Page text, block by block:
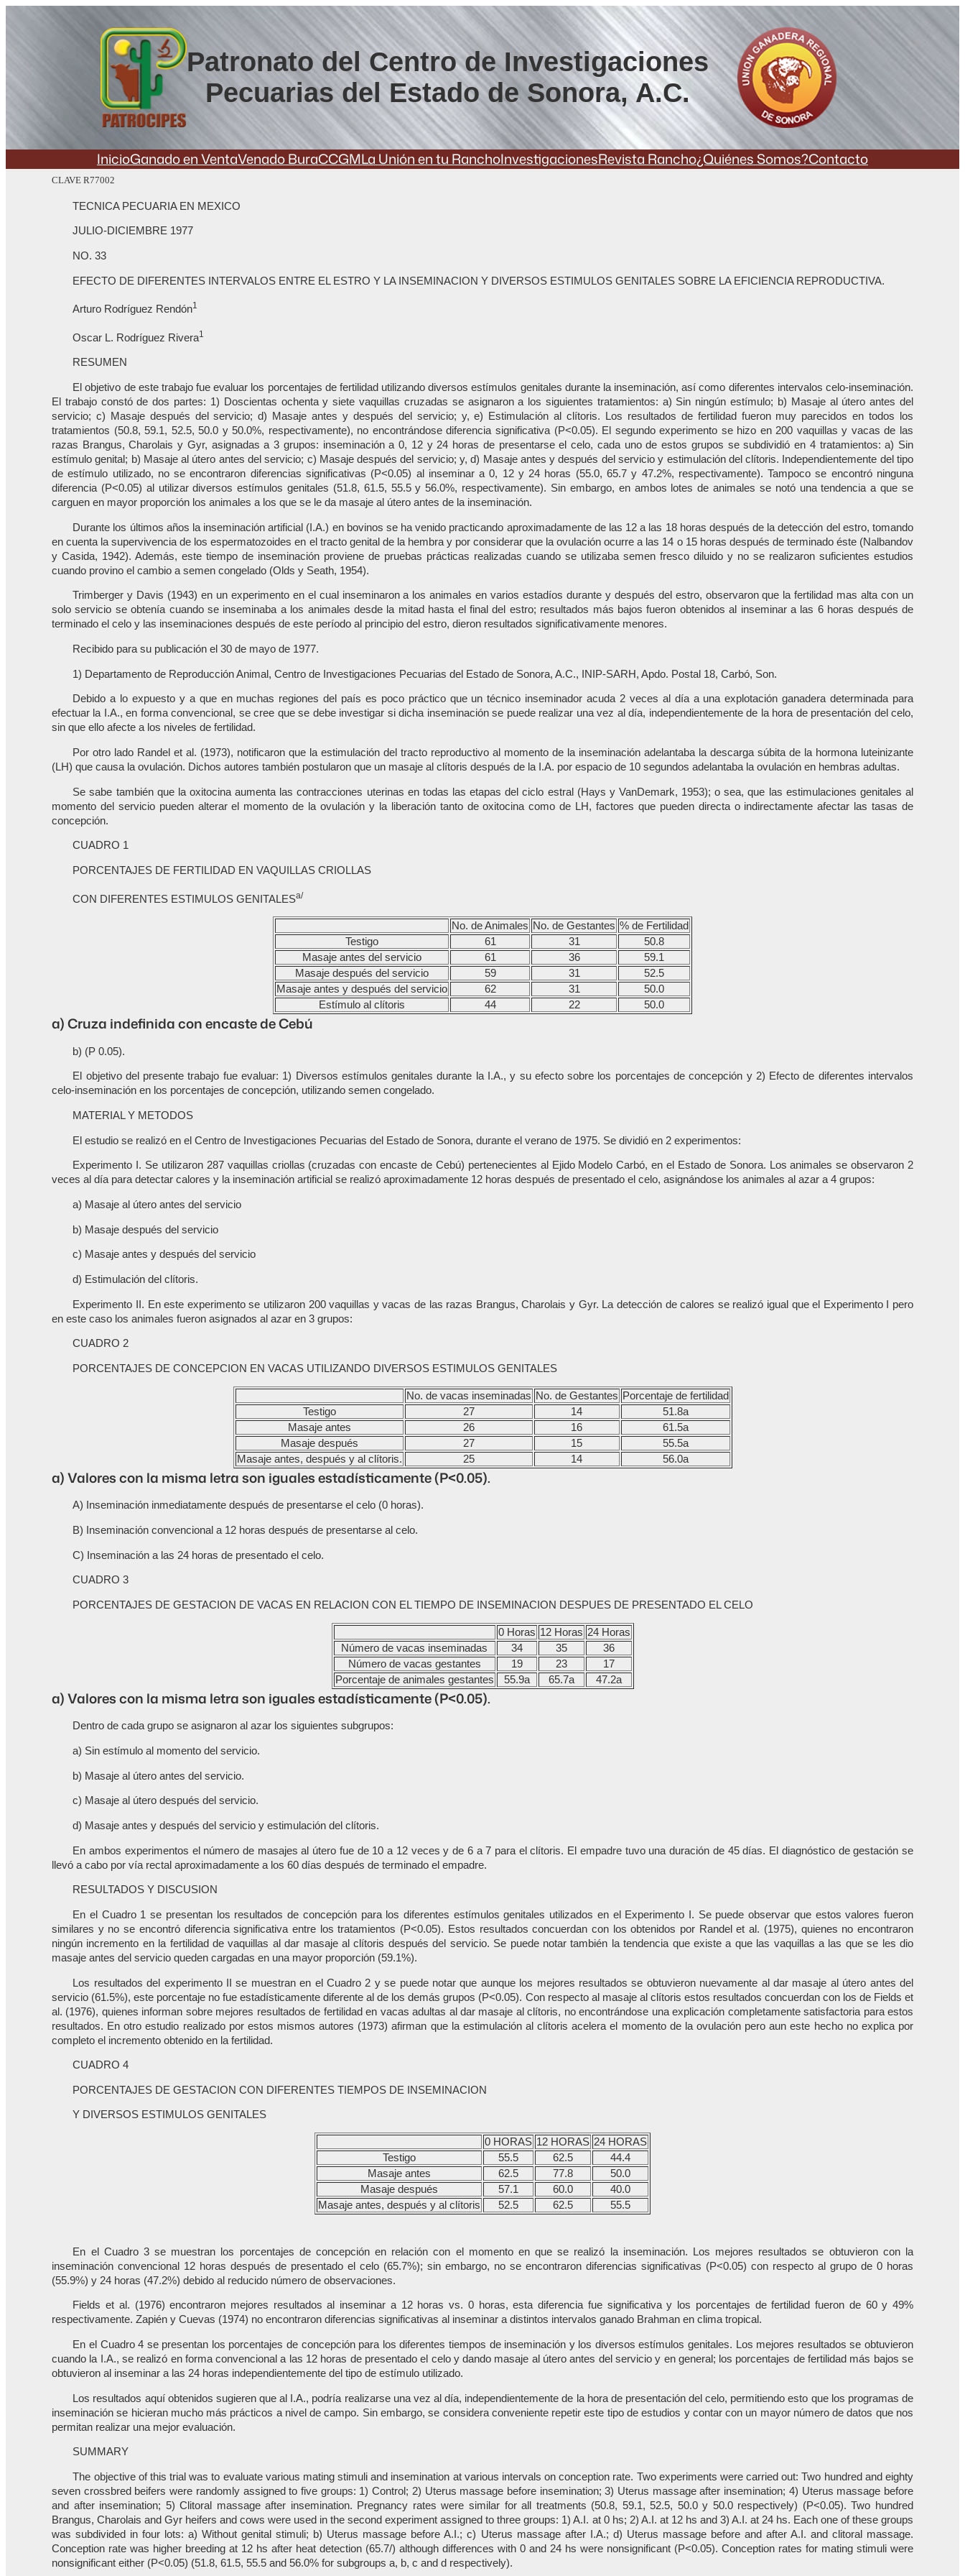
Patronato del Centro de Investigaciones
Pecuarias del Estado de Sonora, A.C.
InicioGanado en VentaVenado BuraCCGMLa Unión en tu RanchoInvestigacionesRevista Rancho¿Quiénes Somos?Contacto
CLAVE R77002
TECNICA PECUARIA EN MEXICO
JULIO-DICIEMBRE 1977
NO. 33
EFECTO DE DIFERENTES INTERVALOS ENTRE EL ESTRO Y LA INSEMINACION Y DIVERSOS ESTIMULOS GENITALES SOBRE LA EFICIENCIA REPRODUCTIVA.
Arturo Rodríguez Rendón1
Oscar L. Rodríguez Rivera1
RESUMEN
El objetivo de este trabajo fue evaluar los porcentajes de fertilidad utilizando diversos estímulos genitales durante la inseminación, así como diferentes intervalos celo-inseminación.
El trabajo constó de dos partes: 1) Doscientas ochenta y siete vaquillas cruzadas se asignaron a los siguientes tratamientos: a) Sin ningún estímulo; b) Masaje al útero antes del
servicio; c) Masaje después del servicio; d) Masaje antes y después del servicio; y, e) Estimulación al clítoris. Los resultados de fertilidad fueron muy parecidos en todos los
tratamientos (50.8, 59.1, 52.5, 50.0 y 50.0%, respectivamente), no encontrándose diferencia significativa (P<0.05). El segundo experimento se hizo en 200 vaquillas y vacas de las
razas Brangus, Charolais y Gyr, asignadas a 3 grupos: inseminación a 0, 12 y 24 horas de presentarse el celo, cada uno de estos grupos se subdividió en 4 tratamientos: a) Sin
estímulo genital; b) Masaje al útero antes del servicio; c) Masaje después del servicio; y, d) Masaje antes y después del servicio y estimulación del clítoris. Independientemente del tipo
de estímulo utilizado, no se encontraron diferencias significativas (P<0.05) al inseminar a 0, 12 y 24 horas (55.0, 65.7 y 47.2%, respectivamente). Tampoco se encontró ninguna
diferencia (P<0.05) al utilizar diversos estímulos genitales (51.8, 61.5, 55.5 y 56.0%, respectivamente). Sin embargo, en ambos lotes de animales se notó una tendencia a que se
carguen en mayor proporción los animales a los que se le da masaje al útero antes de la inseminación.
Durante los últimos años la inseminación artificial (I.A.) en bovinos se ha venido practicando aproximadamente de las 12 a las 18 horas después de la detección del estro, tomando
en cuenta la supervivencia de los espermatozoides en el tracto genital de la hembra y por considerar que la ovulación ocurre a las 14 o 15 horas después de terminado éste (Nalbandov
y Casida, 1942). Además, este tiempo de inseminación proviene de pruebas prácticas realizadas cuando se utilizaba semen fresco diluido y no se realizaron suficientes estudios
cuando provino el cambio a semen congelado (Olds y Seath, 1954).
Trimberger y Davis (1943) en un experimento en el cual inseminaron a los animales en varios estadíos durante y después del estro, observaron que la fertilidad mas alta con un
solo servicio se obtenía cuando se inseminaba a los animales desde la mitad hasta el final del estro; resultados más bajos fueron obtenidos al inseminar a las 6 horas después de
terminado el celo y las inseminaciones después de este período al principio del estro, dieron resultados significativamente menores.
Recibido para su publicación el 30 de mayo de 1977.
1) Departamento de Reproducción Animal, Centro de Investigaciones Pecuarias del Estado de Sonora, A.C., INIP-SARH, Apdo. Postal 18, Carbó, Son.
Debido a lo expuesto y a que en muchas regiones del país es poco práctico que un técnico inseminador acuda 2 veces al día a una explotación ganadera determinada para
efectuar la I.A., en forma convencional, se cree que se debe investigar si dicha inseminación se puede realizar una vez al día, independientemente de la hora de presentación del celo,
sin que ello afecte a los niveles de fertilidad.
Por otro lado Randel et al. (1973), notificaron que la estimulación del tracto reproductivo al momento de la inseminación adelantaba la descarga súbita de la hormona luteinizante
(LH) que causa la ovulación. Dichos autores también postularon que un masaje al clítoris después de la I.A. por espacio de 10 segundos adelantaba la ovulación en hembras adultas.
Se sabe también que la oxitocina aumenta las contracciones uterinas en todas las etapas del ciclo estral (Hays y VanDemark, 1953); o sea, que las estimulaciones genitales al
momento del servicio pueden alterar el momento de la ovulación y la liberación tanto de oxitocina como de LH, factores que pueden directa o indirectamente afectar las tasas de
concepción.
CUADRO 1
PORCENTAJES DE FERTILIDAD EN VAQUILLAS CRIOLLAS
CON DIFERENTES ESTIMULOS GENITALESa/
No. de Animales No. de Gestantes % de Fertilidad
Testigo
61 31
50.8
Masaje antes del servicio
61 36
59.1
Masaje después del servicio
59 31
52.5
Masaje antes y después del servicio
62 31
50.0
Estímulo al clítoris
44 22 50.0
a) Cruza indefinida con encaste de Cebú
b) (P 0.05).
El objetivo del presente trabajo fue evaluar: 1) Diversos estímulos genitales durante la I.A., y su efecto sobre los porcentajes de concepción y 2) Efecto de diferentes intervalos
celo-inseminación en los porcentajes de concepción, utilizando semen congelado.
MATERIAL Y METODOS
El estudio se realizó en el Centro de Investigaciones Pecuarias del Estado de Sonora, durante el verano de 1975. Se dividió en 2 experimentos:
Experimento I. Se utilizaron 287 vaquillas criollas (cruzadas con encaste de Cebú) pertenecientes al Ejido Modelo Carbó, en el Estado de Sonora. Los animales se observaron 2
veces al día para detectar calores y la inseminación artificial se realizó aproximadamente 12 horas después de presentado el celo, asignándose los animales al azar a 4 grupos:
a) Masaje al útero antes del servicio
b) Masaje después del servicio
c) Masaje antes y después del servicio
d) Estimulación del clítoris.
Experimento II. En este experimento se utilizaron 200 vaquillas y vacas de las razas Brangus, Charolais y Gyr. La detección de calores se realizó igual que el Experimento I pero
en este caso los animales fueron asignados al azar en 3 grupos:
CUADRO 2
PORCENTAJES DE CONCEPCION EN VACAS UTILIZANDO DIVERSOS ESTIMULOS GENITALES
No. de vacas inseminadas No. de Gestantes Porcentaje de fertilidad
Testigo
27 14
51.8a
Masaje antes
26 16
61.5a
Masaje después
27 15
55.5a
Masaje antes, después y al clítoris.
25 14 56.0a
a) Valores con la misma letra son iguales estadísticamente (P<0.05).
A) Inseminación inmediatamente después de presentarse el celo (0 horas).
B) Inseminación convencional a 12 horas después de presentarse al celo.
C) Inseminación a las 24 horas de presentado el celo.
CUADRO 3
PORCENTAJES DE GESTACION DE VACAS EN RELACION CON EL TIEMPO DE INSEMINACION DESPUES DE PRESENTADO EL CELO
0 Horas 12 Horas 24 Horas
Número de vacas inseminadas
34 35
36
Número de vacas gestantes
19 23
17
Porcentaje de animales gestantes
55.9a 65.7a 47.2a
a) Valores con la misma letra son iguales estadísticamente (P<0.05).
Dentro de cada grupo se asignaron al azar los siguientes subgrupos:
a) Sin estímulo al momento del servicio.
b) Masaje al útero antes del servicio.
c) Masaje al útero después del servicio.
d) Masaje antes y después del servicio y estimulación del clítoris.
En ambos experimentos el número de masajes al útero fue de 10 a 12 veces y de 6 a 7 para el clítoris. El empadre tuvo una duración de 45 días. El diagnóstico de gestación se
llevó a cabo por vía rectal aproximadamente a los 60 días después de terminado el empadre.
RESULTADOS Y DISCUSION
En el Cuadro 1 se presentan los resultados de concepción para los diferentes estímulos genitales utilizados en el Experimento I. Se puede observar que estos valores fueron
similares y no se encontró diferencia significativa entre los tratamientos (P<0.05). Estos resultados concuerdan con los obtenidos por Randel et al. (1975), quienes no encontraron
ningún incremento en la fertilidad de vaquillas al dar masaje al clítoris después del servicio. Se puede notar también la tendencia que existe a que las vaquillas a las que se les dio
masaje antes del servicio queden cargadas en una mayor proporción (59.1%).
Los resultados del experimento II se muestran en el Cuadro 2 y se puede notar que aunque los mejores resultados se obtuvieron nuevamente al dar masaje al útero antes del
servicio (61.5%), este porcentaje no fue estadísticamente diferente al de los demás grupos (P<0.05). Con respecto al masaje al clítoris estos resultados concuerdan con los de Fields et
al. (1976), quienes informan sobre mejores resultados de fertilidad en vacas adultas al dar masaje al clítoris, no encontrándose una explicación completamente satisfactoria para estos
resultados. En otro estudio realizado por estos mismos autores (1973) afirman que la estimulación al clítoris acelera el momento de la ovulación pero aun este hecho no explica por
completo el incremento obtenido en la fertilidad.
CUADRO 4
PORCENTAJES DE GESTACION CON DIFERENTES TIEMPOS DE INSEMINACION
Y DIVERSOS ESTIMULOS GENITALES
0 HORAS 12 HORAS 24 HORAS
Testigo
55.5 62.5
44.4
Masaje antes
62.5 77.8
50.0
Masaje después
57.1 60.0
40.0
Masaje antes, después y al clítoris
52.5 62.5 55.5
En el Cuadro 3 se muestran los porcentajes de concepción en relación con el momento en que se realizó la inseminación. Los mejores resultados se obtuvieron con la
inseminación convencional 12 horas después de presentado el celo (65.7%); sin embargo, no se encontraron diferencias significativas (P<0.05) con respecto al grupo de 0 horas
(55.9%) y 24 horas (47.2%) debido al reducido número de observaciones.
Fields et al. (1976) encontraron mejores resultados al inseminar a 12 horas vs. 0 horas, esta diferencia fue significativa y los porcentajes de fertilidad fueron de 60 y 49%
respectivamente. Zapién y Cuevas (1974) no encontraron diferencias significativas al inseminar a distintos intervalos ganado Brahman en clima tropical.
En el Cuadro 4 se presentan los porcentajes de concepción para los diferentes tiempos de inseminación y los diversos estímulos genitales. Los mejores resultados se obtuvieron
cuando la I.A., se realizó en forma convencional a las 12 horas de presentado el celo y dando masaje al útero antes del servicio y en general; los porcentajes de fertilidad más bajos se
obtuvieron al inseminar a las 24 horas independientemente del tipo de estímulo utilizado.
Los resultados aquí obtenidos sugieren que al I.A., podría realizarse una vez al día, independientemente de la hora de presentación del celo, permitiendo esto que los programas de
inseminación se hicieran mucho más prácticos a nivel de campo. Sin embargo, se considera conveniente repetir este tipo de estudios y contar con un mayor número de datos que nos
permitan realizar una mejor evaluación.
SUMMARY
The objective of this trial was to evaluate various mating stimuli and insemination at various intervals on conception rate. Two experiments were carried out: Two hundred and eighty
seven crossbred beifers were randomly assigned to five groups: 1) Control; 2) Uterus massage before insemination; 3) Uterus massage after insemination; 4) Uterus massage before
and after insemination; 5) Clitoral massage after insemination. Pregnancy rates were similar for all treatments (50.8, 59.1, 52.5, 50.0 y 50.0 respectively) (P<0.05). Two hundred
Brangus, Charolais and Gyr heifers and cows were used in the second experiment assigned to three groups: 1) A.I. at 0 hs; 2) A.I. at 12 hs and 3) A.I. at 24 hs. Each one of these groups
was subdivided in four lots: a) Without genital stimuli; b) Uterus massage before A.I.; c) Uterus massage after I.A.; d) Uterus massage before and after A.I. and clitoral massage.
Conception rate was higher breeding at 12 hs after heat detection (65.7/) although differences with 0 and 24 hs were nonsignificant (P<0.05). Conception rates for mating stimuli were
nonsignificant either (P<0.05) (51.8, 61.5, 55.5 and 56.0% for subgroups a, b, c and d respectively).